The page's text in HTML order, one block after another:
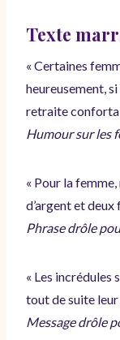
Texte
« Certaines
heureusement, si
retraite
Humour sur les
« Pour la
d’argent et deux
Phrase drôle
« Les incrédules
tout de suite
Message drôle